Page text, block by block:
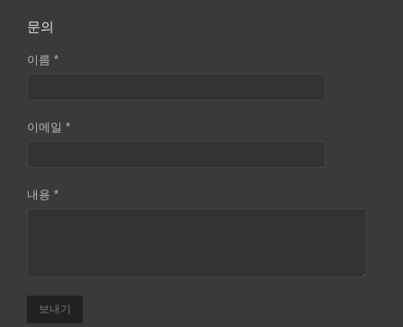
문의
이름 *
이메일 *
내용 *
보내기